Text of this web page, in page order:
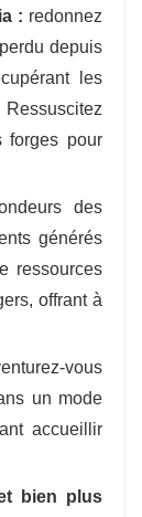
: redonnez
depuis
les
forges pour
des
générés
ressources
offrant à
vous
un mode
accueillir
bien plus